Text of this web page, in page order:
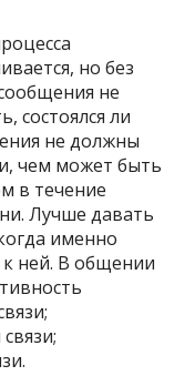
но без
не
состоялся ли
не должны
чем может быть
в течение
Лучше давать
именно
ней. В общении